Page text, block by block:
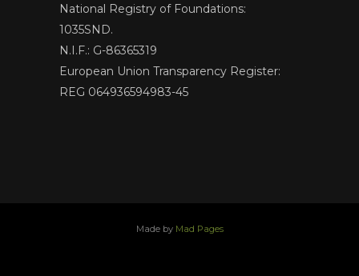
National Registry of Foundations:
1035SND.
N.I.F.: G-86365319
European Union Transparency Register:
REG 064936594983-45
Made by Mad Pages